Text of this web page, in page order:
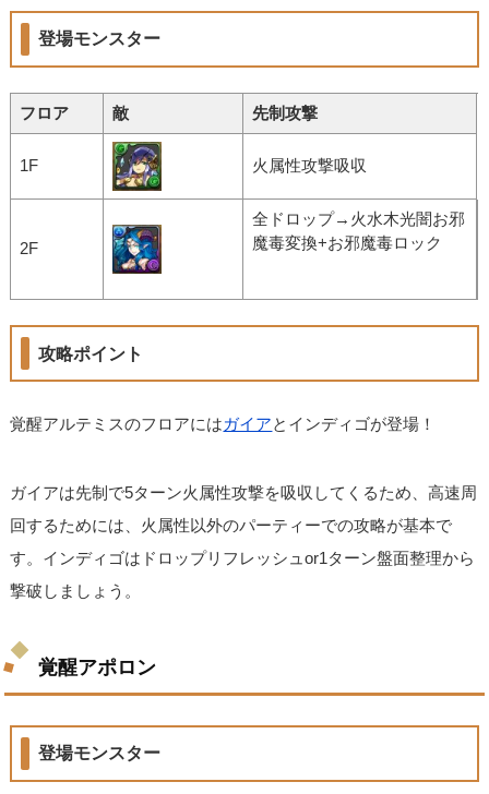
登場モンスター
フロア 敵 先制攻撃
1F 火属性攻撃吸収
2F
全ドロップ→火水木光闇お邪
魔毒変換+お邪魔毒ロック
攻略ポイント
覚醒アルテミスのフロアにはガイアとインディゴが登場！
ガイアは先制で5ターン火属性攻撃を吸収してくるため、高速周
回するためには、火属性以外のパーティーでの攻略が基本で
す。インディゴはドロップリフレッシュor1ターン盤面整理から
撃破しましょう。
覚醒アポロン
登場モンスター